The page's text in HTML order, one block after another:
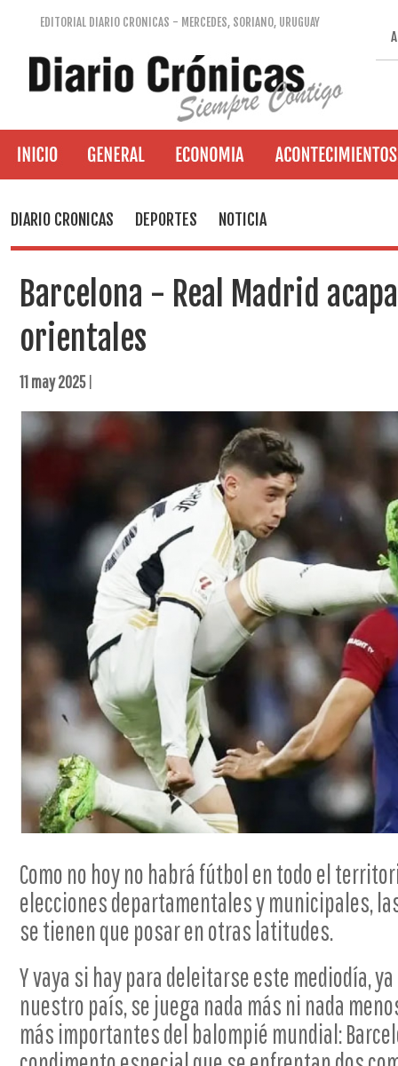
EDITORIAL DIARIO CRONICAS - MERCEDES, SORIANO, URUGUAY
DIARIO CRONICAS DEPORTES NOTICIA
Barcelona - Real Madrid
orientales
11 may 2025|
Como no hoy no habrá fútbol en todo el
elecciones departamentales y municipales,
se tienen que posar en otras latitudes.
Y vaya si hay para deleitarse este mediodía, ya
nuestro país, se juega nada más ni nada
más importantes del balompié mundial: